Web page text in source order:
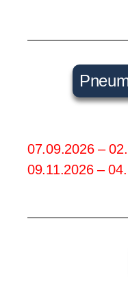
07.09.2026 –
09.11.2026 –